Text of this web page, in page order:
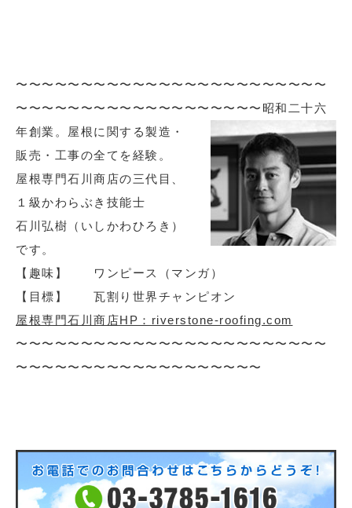
〜〜〜〜〜〜〜〜〜〜〜〜〜〜〜〜〜〜〜〜〜〜〜〜
〜〜〜〜〜〜〜〜〜〜〜〜〜〜〜〜〜〜〜 昭和二十六
年創業。屋根に関する製造・
販売・工事の全てを経験。
屋根専門石川商店の三代目、
１級かわらぶき技能士
石川弘樹（いしかわひろき）
です。
【趣味】 ワンピース（マンガ）
【目標】 瓦割り世界チャンピオン
屋根専門石川商店HP：riverstone-roofing.com
〜〜〜〜〜〜〜〜〜〜〜〜〜〜〜〜〜〜〜〜〜〜〜〜
〜〜〜〜〜〜〜〜〜〜〜〜〜〜〜〜〜〜〜